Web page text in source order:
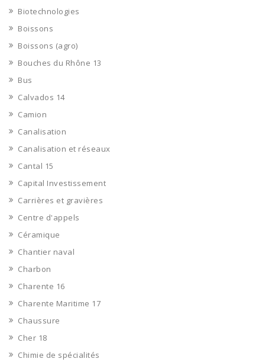
Biotechnologies
Boissons
Boissons (agro)
Bouches du Rhône 13
Bus
Calvados 14
Camion
Canalisation
Canalisation et réseaux
Cantal 15
Capital Investissement
Carrières et gravières
Centre d'appels
Céramique
Chantier naval
Charbon
Charente 16
Charente Maritime 17
Chaussure
Cher 18
Chimie de spécialités